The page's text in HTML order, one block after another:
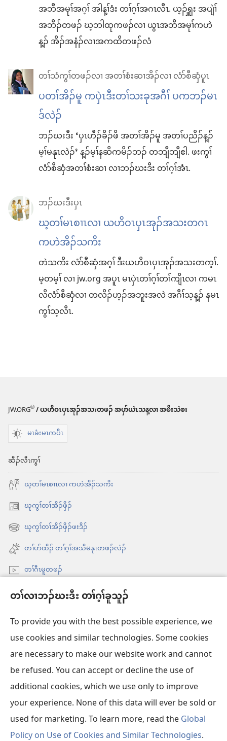
တၢ်လၢဘၣ်ဃးဒီး တၢ်ဂ့ၢ်ခူသူၣ်
To provide you with the best possible experience, we
use cookies and similar technologies. Some cookies
are necessary to make our website work and cannot
be refused. You can accept or decline the use of
additional cookies, which we use only to improve
your experience. None of this data will ever be sold or
used for marketing. To learn more, read theGlobal
Policy on Use of Cookies and Similar Technologies.
အဘီ​အမုၢ်​အဂ့ၢ် အါန့ၢ်ဒံး တၢ်ဂ့ၢ်​အဂၤ​လီၤ. ယ့ၣ်ၡူး အပျဲၢ်​
အဘီၣ်​တဖၣ်​ ဃ့​ဘါ​ထုကဖၣ်​လၢ ယွၤ​အဘီ​အမုၢ်​က​ဟဲ​
န့ၣ်​ အိၣ်​အ​နံၣ်​လၢ​အ​ကထိ​တဖၣ်​လံ
တၢ်သံကွၢ်တဖၣ်လၢ အတၢ်စံးဆၢအိၣ်လၢ လံာ်စီဆှံပူၤ
ပတၢ်အိၣ်မူ ကပှဲၤဒီးတၢ်သးခုအဂီၢ် ပကဘၣ်မၤ
ဒ်လဲၣ်
ဘၣ်ဃးဒီး ‘ပှၤဟီၣ်ခိၣ်ဖိ အတၢ်အိၣ်မူ အတၢ်ပညိၣ်န့ၣ်​
မ့ၢ်မနုၤလဲၣ်’ န့ၣ်မ့ၢ်နဆိကမိၣ်ဘၣ်​ တဘျီဘျီဧါ. ဖးကွၢ်
လံာ်စီဆှံအတၢ်စံးဆၢ လၢဘၣ်ဃးဒီး တၢ်ဂ့ၢ်အံၤ.
ဘၣ်ဃးဒီးပှၤ
ဃ့တၢ်မၤစၢၤလၢ ယဟိဝၤပှၤအုၣ်အသးတဂၤ
ကဟဲအိၣ်သကိး
တဲသကိး လံာ်စီဆှံအဂ့ၢ် ဒီးယဟိဝၤပှၤအုၣ်အသးတက့ၢ်.
မ့တမ့ၢ် လၢ jw.org အပူၤ မၤပှဲၤတၢ်ဂ့ၢ်တၢ်ကျိၤလၢ ကမၤ
လိလံာ်စီဆှံလၢ တလိၣ်ဟ့ၣ်အဘူးအလဲ အဂီၢ်သ့န့ၣ် နမၤ
ကွၢ်သ့လီၤ.
JW.ORG®/ ယဟိဝၤပှၤအုၣ်အသးတဖၣ် အပှာ်ယဲၤသန့လၢ အဖိးသဲစး
မၤခံးမၤကပီၤ
ဆီၣ်လီၤကွၢ်
ဃ့တၢ်မၤစၢၤလၢ ကဟဲအိၣ်သကိး
ဃုကွၢ်တၢ်အိၣ်ဖှိၣ်
အိး
ထီၣ်
အ
သီ
တ
ဘ့ၣ်
ဃုကွၢ်တၢ်အိၣ်ဖှိၣ်ဖးဒိၣ်
အိး
ထီၣ်
အ
တ
တၢ်ပာ်ထီၣ် တၢ်ဂ့ၢ်အသီမနုၤတဖၣ်လဲၣ်
တၢ်ဂီၤမူတဖၣ်
Videos with Audio Descriptions
တၢ်မၤဘူၣ်တဖၣ်
ထီၣ်
လၢ
အ
သီ
တ
ဘ့ၣ်
တၢးထီခိးတၢ် ONLINE လံာ်ရိဒၢး
အိး
ထီၣ်
လၢ
အ
သီ
အိး
ထီၣ်
လၢ